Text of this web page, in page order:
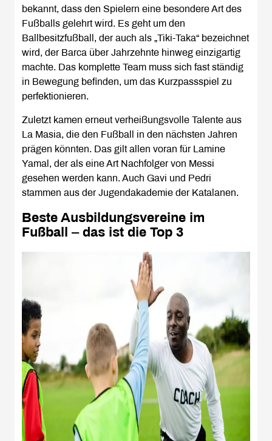
bekannt, dass den Spielern eine besondere Art des
Fußballs gelehrt wird. Es geht um den
Ballbesitzfußball, der auch als „Tiki-Taka“ bezeichnet
wird, der Barca über Jahrzehnte hinweg einzigartig
machte. Das komplette Team muss sich fast ständig
in Bewegung befinden, um das Kurzpassspiel zu
perfektionieren.
Zuletzt kamen erneut verheißungsvolle Talente aus
La Masia, die den Fußball in den nächsten Jahren
prägen könnten. Das gilt allen voran für Lamine
Yamal, der als eine Art Nachfolger von Messi
gesehen werden kann. Auch Gavi und Pedri
stammen aus der Jugendakademie der Katalanen.
Beste Ausbildungsvereine im
Fußball – das ist die Top 3